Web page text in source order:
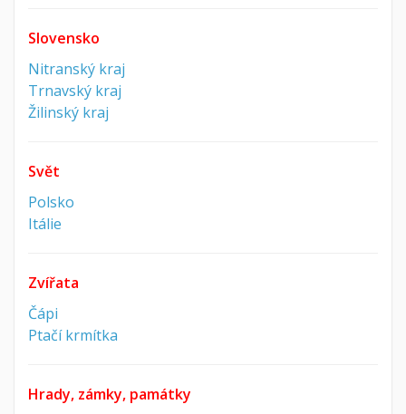
Slovensko
Nitranský kraj
Trnavský kraj
Žilinský kraj
Svět
Polsko
Itálie
Zvířata
Čápi
Ptačí krmítka
Hrady, zámky, památky